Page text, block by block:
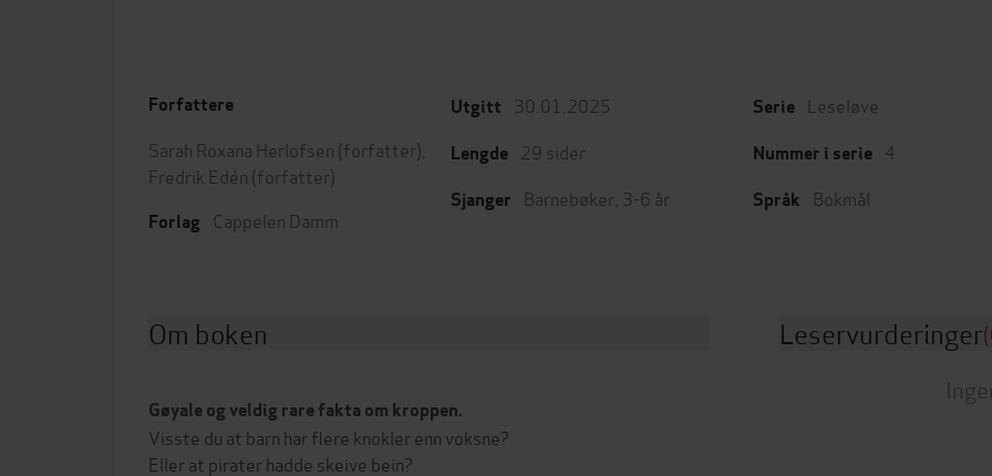
Forfattere
Sarah Roxana Herlofsen (forfatter),
Fredrik Edén (forfatter)
Forlag Cappelen Damm
Utgitt 30.01.2025
Lengde 29 sider
Sjanger Barnebøker 3-6 år
Serie Leseløve
Nummer i serie 4
Språk Bokmål
Om boken
Gøyale og veldig rare fakta om kroppen.
Visste du at barn har flere knokler enn voksne?
Eller at pirater hadde skeive bein?
Leservurderinger